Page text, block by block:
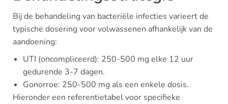
Bij de behandeling van bacteriële infecties varieert de
typische dosering voor volwassenen afhankelijk van de
aandoening:
UTI (oncompliceerd): 250-500 mg elke 12 uur
gedurende 3-7 dagen.
Gonorroe: 250-500 mg als een enkele dosis.
Hieronder een referentietabel voor specifieke